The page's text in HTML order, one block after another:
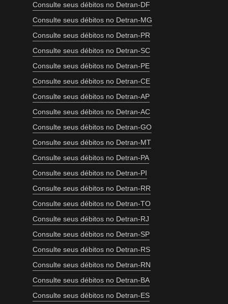
Consulte seus débitos no Detran-DF
Consulte seus débitos no Detran-MG
Consulte seus débitos no Detran-PR
Consulte seus débitos no Detran-SC
Consulte seus débitos no Detran-PE
Consulte seus débitos no Detran-CE
Consulte seus débitos no Detran-AP
Consulte seus débitos no Detran-AC
Consulte seus débitos no Detran-GO
Consulte seus débitos no Detran-MT
Consulte seus débitos no Detran-PA
Consulte seus débitos no Detran-PI
Consulte seus débitos no Detran-RR
Consulte seus débitos no Detran-TO
Consulte seus débitos no Detran-RJ
Consulte seus débitos no Detran-SP
Consulte seus débitos no Detran-RS
Consulte seus débitos no Detran-RN
Consulte seus débitos no Detran-BA
Consulte seus débitos no Detran-ES